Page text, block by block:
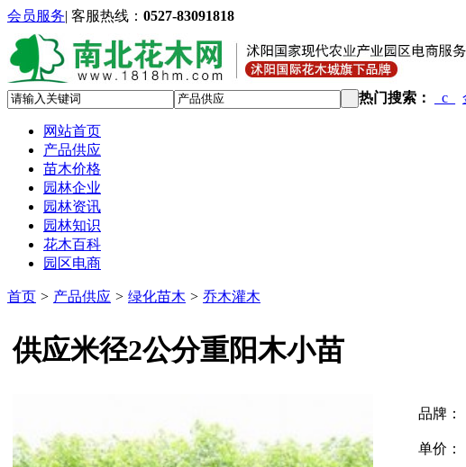
会员服务| 客服热线： 0527-83091818
热门搜索： _c_
网站首页
产品供应
苗木价格
园林企业
园林资讯
园林知识
花木百科
园区电商
首页 > 产品供应 > 绿化苗木 > 乔木灌木
供应米径2公分重阳木小苗
品牌：
单价：